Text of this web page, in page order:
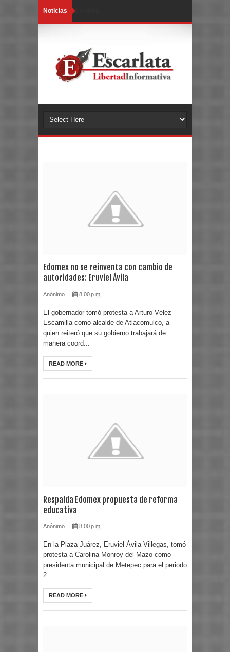
Noticias
Edomex no se reinventa con cambio de
autoridades: Eruviel Ávila
Anónimo 8:00 p.m.
El gobernador tomó protesta a Arturo Vélez
Escamilla como alcalde de Atlacomulco, a
quien reiteró que su gobierno trabajará de
manera coord...
READ MORE
Respalda Edomex propuesta de reforma
educativa
Anónimo 8:00 p.m.
En la Plaza Juárez, Eruviel Ávila Villegas, tomó
protesta a Carolina Monroy del Mazo como
presidenta municipal de Metepec para el periodo
2...
READ MORE